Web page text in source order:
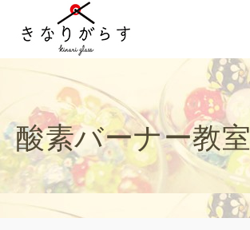
酸素バーナー教室